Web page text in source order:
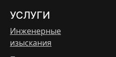
УСЛУГИ
Инженерные
изыскания